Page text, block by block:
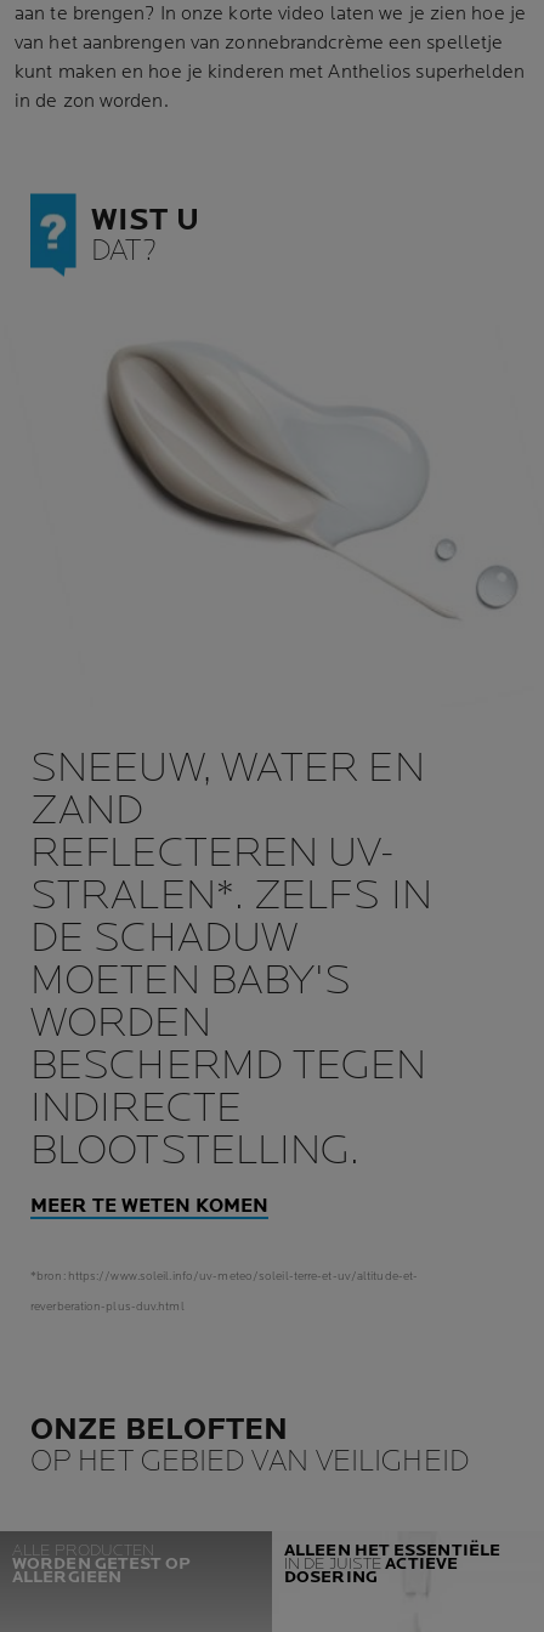
aan te brengen? In onze korte video laten we je zien hoe je
van het aanbrengen van zonnebrandcrème een spelletje
kunt maken en hoe je kinderen met Anthelios superhelden
in de zon worden.
WIST U
DAT?
SNEEUW, WATER EN
ZAND
REFLECTEREN UV-
STRALEN*. ZELFS IN
DE SCHADUW
MOETEN BABY'S
WORDEN
BESCHERMD TEGEN
INDIRECTE
BLOOTSTELLING.
MEER TE WETEN KOMEN
*bron: https://www.soleil.info/uv-meteo/soleil-terre-et-uv/altitude-et-
reverberation-plus-duv.html
ONZE BELOFTEN
OP HET GEBIED VAN VEILIGHEID
ALLE PRODUCTEN
WORDEN GETEST OP
ALLERGIEËN
ALLEEN HET ESSENTIËLE
IN DE JUISTEACTIEVE
DOSERING